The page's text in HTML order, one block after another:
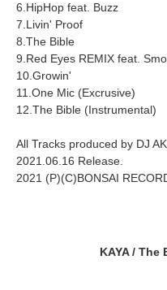
6.HipHop feat. Buzz
7.Livin' Proof
8.The Bible
9.Red Eyes REMIX feat.
10.Growin'
11.One Mic (Excrusive)
12.The Bible (Instrumental)
All Tracks produced by DJ
2021.06.16 Release.
2021 (P)(C)BONSAI
KAYA / The